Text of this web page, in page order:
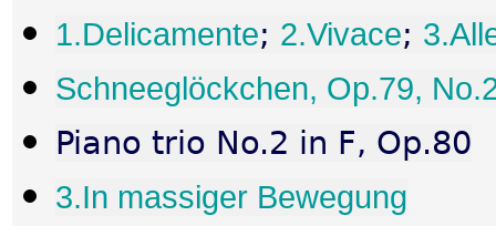
1.Delicamente; 2.Vivace;
Schneeglöckchen, Op.79,
Piano trio No.2 in F, Op.80
3.In massiger Bewegung